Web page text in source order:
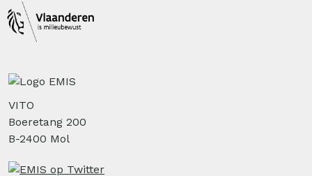
VITO
Boeretang 200
B-2400 Mol